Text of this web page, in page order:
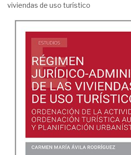
viviendas de uso turístico